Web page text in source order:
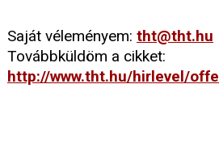
Saját véleményem: tht@tht.hu
Továbbküldöm a cikket:
http://www.tht.hu/hirlevel/